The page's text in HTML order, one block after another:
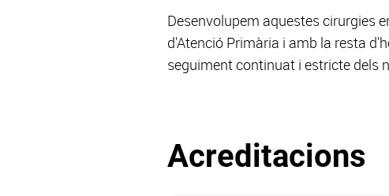
Desenvolupem aquestes cirurgies
d'Atenció Primària i amb la resta
seguiment continuat i estricte dels
Acreditacions